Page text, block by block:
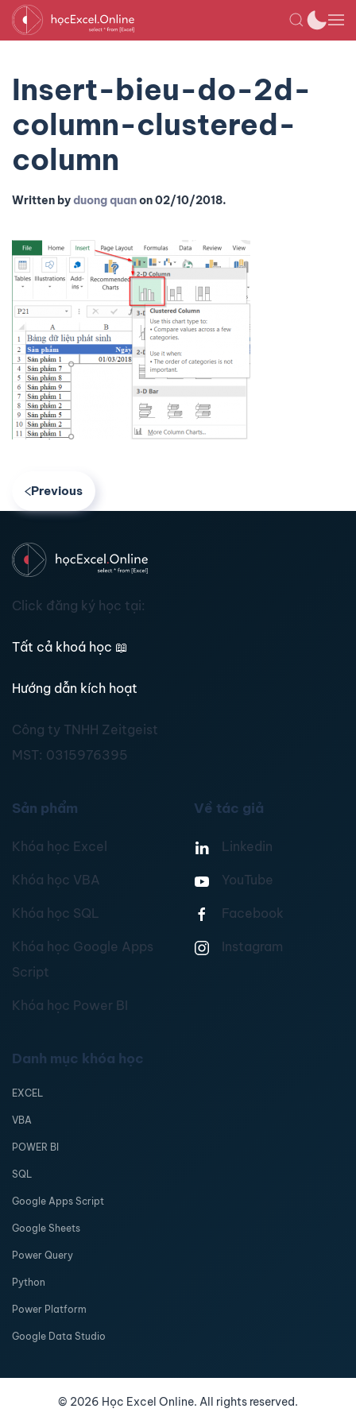
Insert-bieu-do-2d-
column-clustered-
column
Written byduong quanon02/10/2018.
Previous
Click đăng ký học tại:
Tất cả khoá học 📖
Hướng dẫn kích hoạt
Công ty TNHH Zeitgeist
MST: 0315976395
Sản phẩm
Khóa học Excel
Khóa học VBA
Khóa học SQL
Khóa học Google Apps
Script
Khóa học Power BI
Về tác giả
Linkedin
YouTube
Facebook
Instagram
Danh mục khóa học
EXCEL
VBA
POWER BI
SQL
Google Apps Script
Google Sheets
Power Query
Python
Power Platform
Google Data Studio
© 2026 Học Excel Online. All rights reserved.